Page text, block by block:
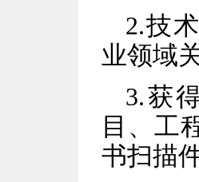
2.技
业领域
3.获
目、工
书扫描